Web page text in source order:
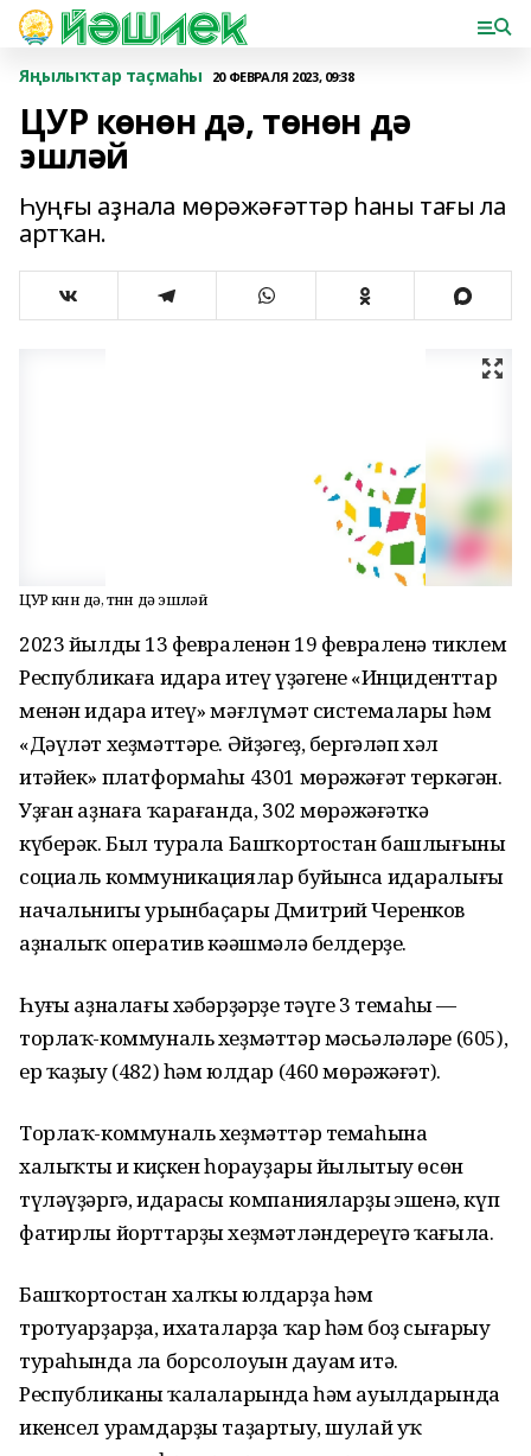
Яңылыҡтар таҫмаһы 20 ФЕВРАЛЯ 2023, 09:38
ЦУР көнөн дә, төнөн дә
эшләй
Һуңғы аҙнала мөрәжәғәттәр һаны тағы ла
артҡан.
ЦУР көнөн дә, төнөн дә эшләй
2023 йылдың 13 февраленән 19 февраленә тиклем
Республикаға идара итеү үҙәгенең «Инциденттар
менән идара итеү» мәғлүмәт системалары һәм
«Дәүләт хеҙмәттәре. Әйҙәгеҙ, бергәләп хәл
итәйек» платформаһы 4301 мөрәжәғәт теркәгән.
Уҙған аҙнаға ҡарағанда, 302 мөрәжәғәткә
күберәк. Был турала Башҡортостан башлығының
социаль коммуникациялар буйынса идаралығы
начальнигы урынбаҫары Дмитрий Черенков
аҙналыҡ оператив кәңәшмәлә белдерҙе.
Һуңғы аҙналағы хәбәрҙәрҙең тәүге 3 темаһы —
торлаҡ-коммуналь хеҙмәттәр мәсьәләләре (605),
ер ҡаҙыу (482) һәм юлдар (460 мөрәжәғәт).
Торлаҡ-коммуналь хеҙмәттәр темаһына
халыҡтың иң киҫкен һорауҙары йылытыу өсөн
түләүҙәргә, идарасы компанияларҙың эшенә, күп
фатирлы йорттарҙы хеҙмәтләндереүгә ҡағыла.
Башҡортостан халҡы юлдарҙа һәм
тротуарҙарҙа, ихаталарҙа ҡар һәм боҙ сығарыу
тураһында ла борсолоуын дауам итә.
Республиканың ҡалаларында һәм ауылдарында
икенсел урамдарҙы таҙартыу, шулай уҡ